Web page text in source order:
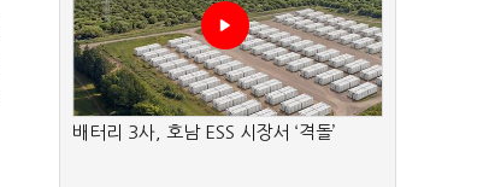
배터리 3사, 호남 ESS 시장서 ‘격돌’